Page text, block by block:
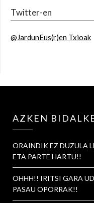
Twitter-en
@JardunEus(r)en Txioak
AZKEN
ORAINDIK EZ DUZULA
ETA PARTE HARTU!!
OHHH!! IRITSI GARA
PASAU OPORRAK!!